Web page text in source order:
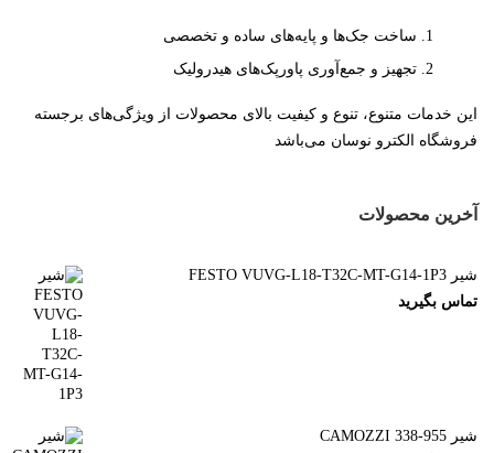
ساخت جک‌ها و پایه‌های ساده و تخصصی
تجهیز و جمع‌آوری پاورپک‌های هیدرولیک
این خدمات متنوع، تنوع و کیفیت بالای محصولات از ویژگی‌های برجسته
فروشگاه الکترو نوسان می‌باشد
آخرین محصولات
شیر FESTO VUVG-L18-T32C-MT-G14-1P3
تماس بگیرید
شیر CAMOZZI 338-955